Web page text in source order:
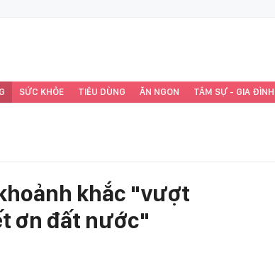
SỨC KHỎE TIÊU DÙNG ĂN NGON TÂM SỰ - GIA ĐÌNH
khắc "vượt
ơn đất nước"